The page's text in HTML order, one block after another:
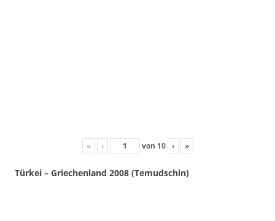
« ‹ von 10 › »
Türkei – Griechenland 2008 (Temudschin)